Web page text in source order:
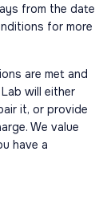
from the date
for more
are met and
will either
it, or provide
We value
have a